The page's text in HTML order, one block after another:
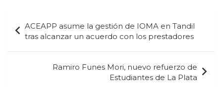
de
entradas
ACEAPP asume la gestión de IOMA en Tandil
tras alcanzar un acuerdo con los prestadores
Ramiro Funes Mori, nuevo refuerzo de
Estudiantes de La Plata